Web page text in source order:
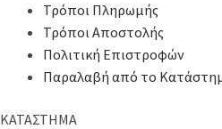
Τρόποι Πληρωμής
Τρόποι Αποστολής
Πολιτική Επιστροφών
Παραλαβή από το
ΚΑΤΑΣΤΗΜΑ